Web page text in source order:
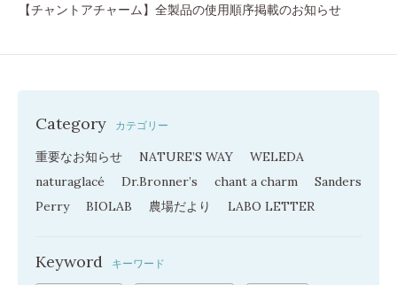
【チャントアチャーム】全製品の使用順序掲載のお知らせ
Category カテゴリー
重要なお知らせ NATURE’S WAY
WELEDA
naturaglacé
Dr.Bronner’s chant a charm
Sanders
Perry
BIOLAB 農場だより LABO LETTER
Keyword キーワード